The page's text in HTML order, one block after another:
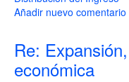
Añadir nuevo comentario
Re:
económica